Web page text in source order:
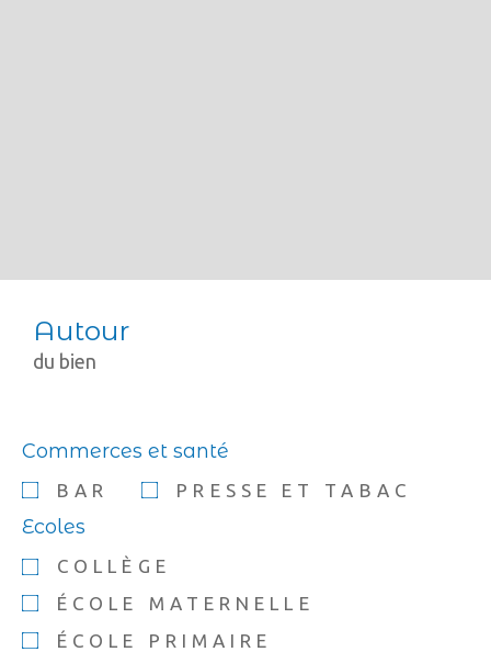
Autour
du bien
Commerces et santé
BAR PRESSE ET TABAC
Ecoles
COLLÈGE
ÉCOLE MATERNELLE
ÉCOLE PRIMAIRE